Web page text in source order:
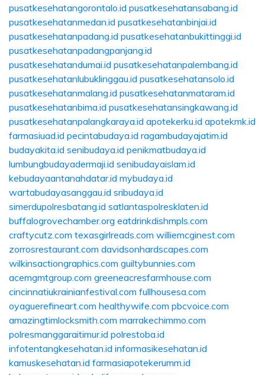
pusatkesehatangorontalo.id pusatkesehatansabang.id
pusatkesehatanmedan.id pusatkesehatanbinjai.id
pusatkesehatanpadang.id pusatkesehatanbukittinggi.id
pusatkesehatanpadangpanjang.id
pusatkesehatandumai.id pusatkesehatanpalembang.id
pusatkesehatanlubuklinggau.id pusatkesehatansolo.id
pusatkesehatanmalang.id pusatkesehatanmataram.id
pusatkesehatanbima.id pusatkesehatansingkawang.id
pusatkesehatanpalangkaraya.id apotekerku.id apotekmk.id
farmasiuad.id pecintabudaya.id ragambudayajatim.id
budayakita.id senibudaya.id penikmatbudaya.id
lumbungbudayadermaji.id senibudayaislam.id
kebudayaantanahdatar.id mybudaya.id
wartabudayasanggau.id sribudaya.id
simerdupolresbatang.id satlantaspolresklaten.id
buffalogrovechamber.org eatdrinkdishmpls.com
craftycutz.com texasgirlreads.com williemcginest.com
zorrosrestaurant.com davidsonhardscapes.com
wilkinsactiongraphics.com guiltybunnies.com
acemgmtgroup.com greeneacresfarmhouse.com
cincinnatiukrainianfestival.com fullhousesa.com
oyaguerefineart.com healthywife.com pbcvoice.com
amazingtimlocksmith.com marrakechimmo.com
polresmanggaraitimur.id polrestoba.id
infotentangkesehatan.id informasikesehatan.id
kamuskesehatan.id farmasiapotekerumm.id